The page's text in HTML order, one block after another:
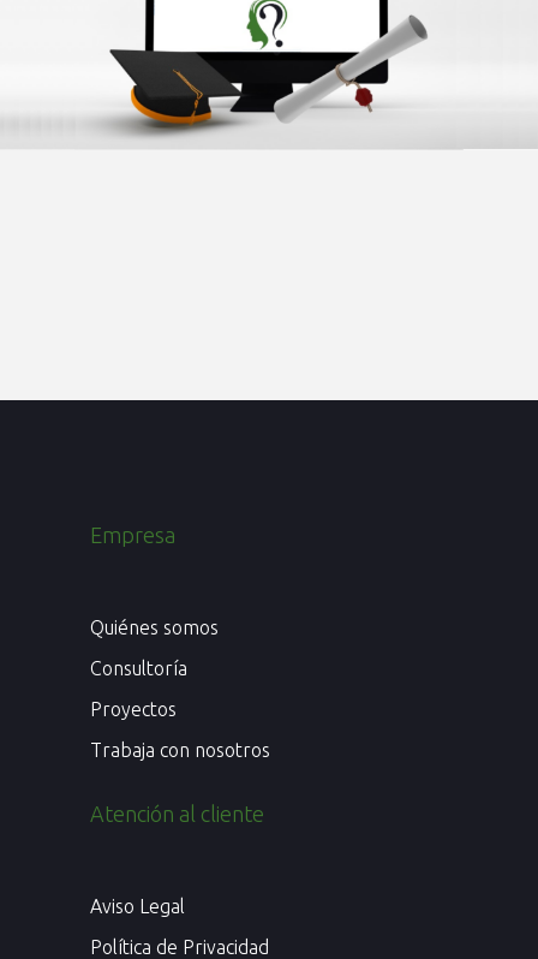
Empresa
Quiénes somos
Consultoría
Proyectos
Trabaja con nosotros
Atención al cliente
Aviso Legal
Política de Privacidad